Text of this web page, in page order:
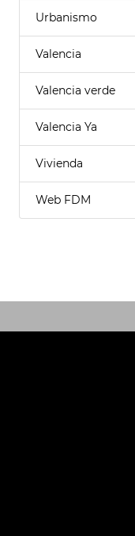
Urbanismo
Valencia
Valencia verde
Valencia Ya
Vivienda
Web FDM